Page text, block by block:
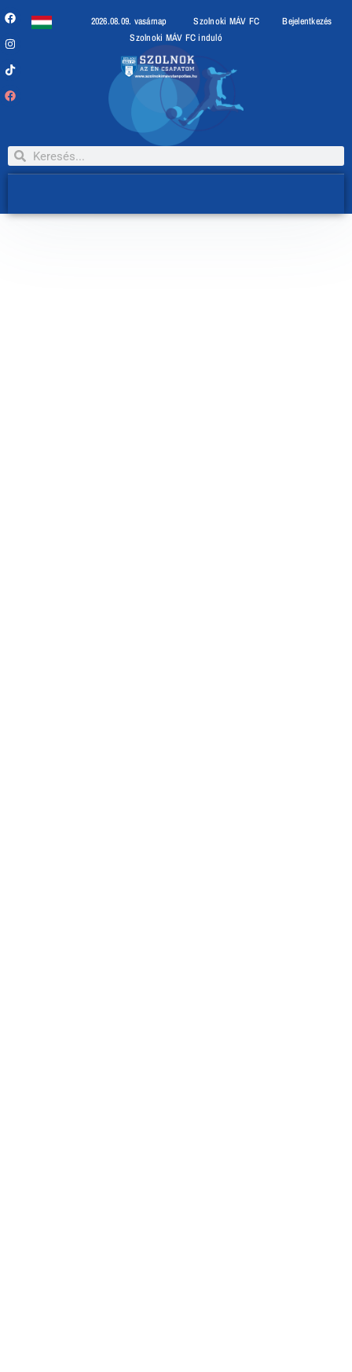
2026.08.09. vasárnap Szolnoki MÁV FC
Bejelentkezés
Szolnoki MÁV FC induló